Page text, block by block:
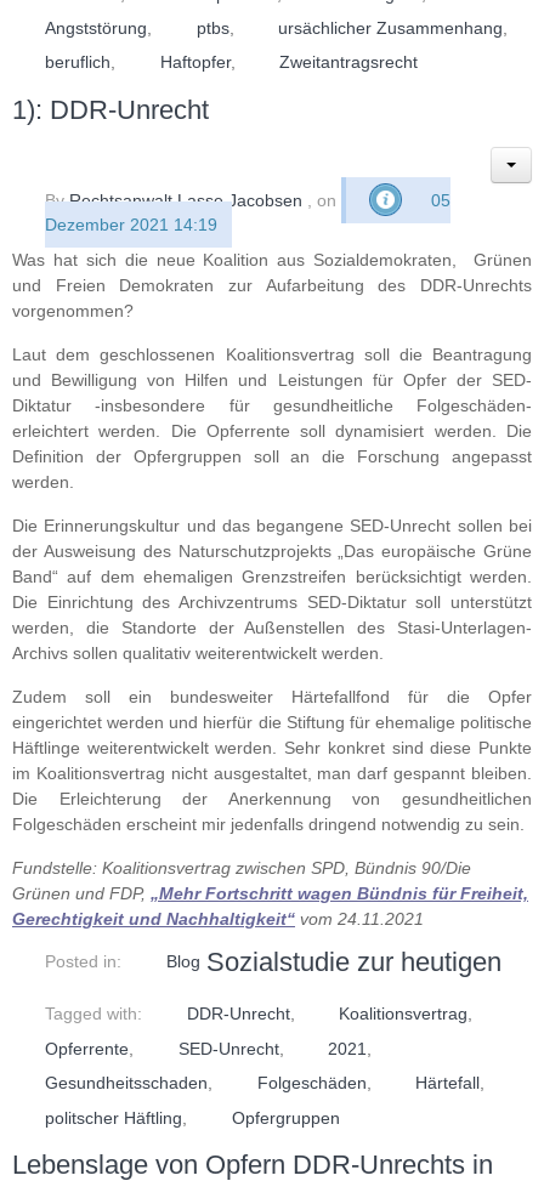
Angststörung
ptbs, ursächlicher Zusammenhang
beruflich, Haftopfer, Zweitantragsrecht
1): DDR-Unrecht
ByRechtsanwalt Lasse Jacobsen , on
05
Dezember 2021 14:19
Was hat sich die neue Koalition aus Sozialdemokraten, Grünen
und Freien Demokraten zur Aufarbeitung des DDR-Unrechts
vorgenommen?
Laut dem geschlossenen Koalitionsvertrag soll die Beantragung
und Bewilligung von Hilfen und Leistungen für Opfer der SED-
Diktatur -insbesondere für gesundheitliche Folgeschäden-
erleichtert werden. Die Opferrente soll dynamisiert werden. Die
Definition der Opfergruppen soll an die Forschung angepasst
werden.
Die Erinnerungskultur und das begangene SED-Unrecht sollen bei
der Ausweisung des Naturschutzprojekts „Das europäische Grüne
Band“ auf dem ehemaligen Grenzstreifen berücksichtigt werden.
Die Einrichtung des Archivzentrums SED-Diktatur soll unterstützt
werden, die Standorte der Außenstellen des Stasi-Unterlagen-
Archivs sollen qualitativ weiterentwickelt werden.
Zudem soll ein bundesweiter Härtefallfond für die Opfer
eingerichtet werden und hierfür die Stiftung für ehemalige politische
Häftlinge weiterentwickelt werden. Sehr konkret sind diese Punkte
im Koalitionsvertrag nicht ausgestaltet, man darf gespannt bleiben.
Die Erleichterung der Anerkennung von gesundheitlichen
Folgeschäden erscheint mir jedenfalls dringend notwendig zu sein.
Fundstelle: Koalitionsvertrag zwischen SPD, Bündnis 90/Die
Grünen und FDP, „Mehr Fortschritt wagen Bündnis für Freiheit,
Gerechtigkeit und Nachhaltigkeit“ vom 24.11.2021
Posted in: Blog
Tagged with: DDR-Unrecht, Koalitionsvertrag,
Opferrente
SED-Unrecht, 2021
Gesundheitsschaden
Folgeschäden Härtefall
politscher Häftling
Opfergruppen
Sozialstudie zur heutigen
Lebenslage von Opfern DDR-Unrechts in